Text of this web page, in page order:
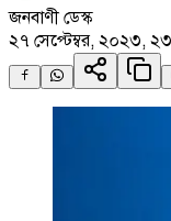
জনবাণী ডেস্ক
২৭ সেপ্টেম্বর, ২০২৩,